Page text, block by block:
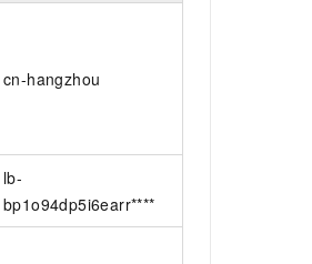
cn-hangzhou
lb-
bp1o94dp5i6earr****